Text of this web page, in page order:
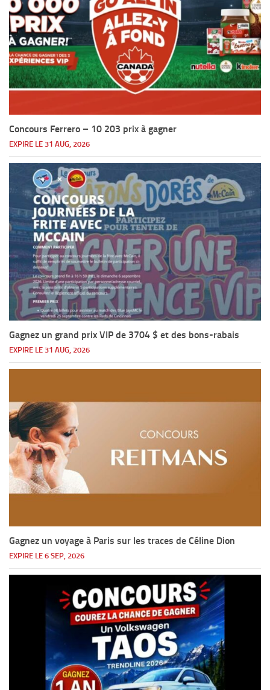
Concours Ferrero – 10 203 prix à gagner
EXPIRE LE 31 AUG, 2026
Gagnez un grand prix VIP de 3704 $ et des bons-rabais
EXPIRE LE 31 AUG, 2026
Gagnez un voyage à Paris sur les traces de Céline Dion
EXPIRE LE 6 SEP, 2026